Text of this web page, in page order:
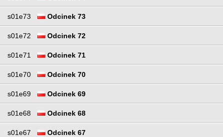
s01e73 Odcinek 73
s01e72 Odcinek 72
s01e71 Odcinek 71
s01e70 Odcinek 70
s01e69 Odcinek 69
s01e68 Odcinek 68
s01e67 Odcinek 67